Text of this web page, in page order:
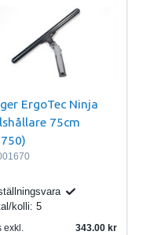
ErgoTec Ninja
75cm
kolli: 5
exkl.
343.00